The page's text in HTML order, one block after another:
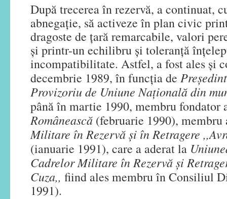
După trecerea în rezervă, a continuat,
abnegație, să activeze în plan civic
dragoste de țară remarcabile, valori
și printr-un echilibru și toleranță
incompatibilitate. Astfel, a fost ales și
decembrie 1989, în funcția de
Provizoriu de Uniune Națională din
până în martie 1990, membru fondator
Românească (februarie 1990),
Militare în Rezervă și în Retragere
(ianuarie 1991), care a aderat la
Cadrelor Militare în Rezervă și
Cuza,, fiind ales membru în Consiliul
1991).